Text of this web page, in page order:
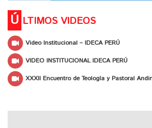
Ú LTIMOS VIDEOS
Video Institucional – IDECA PERÚ
VIDEO INSTITUCIONAL IDECA PERÚ
XXXII Encuentro de Teología y Pastoral